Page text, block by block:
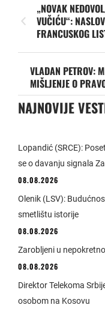
„NOVAK
VUČIĆU“:
FRANCUSKOG
VLADAN PETROV:
MIŠLJENJE O
NAJNOVIJE
Lopandić (SRCE):
se o davanju signala
08.08.2026
Olenik (LSV):
smetlištu istorije
08.08.2026
Zarobljeni u
08.08.2026
Direktor Telekoma
osobom na Kosovu